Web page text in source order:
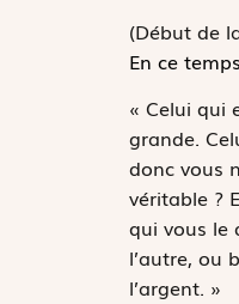
(Début de
En ce
« Celui qui
grande.
donc vous
véritable ?
qui vous le
l’autre, ou
l’argent. »